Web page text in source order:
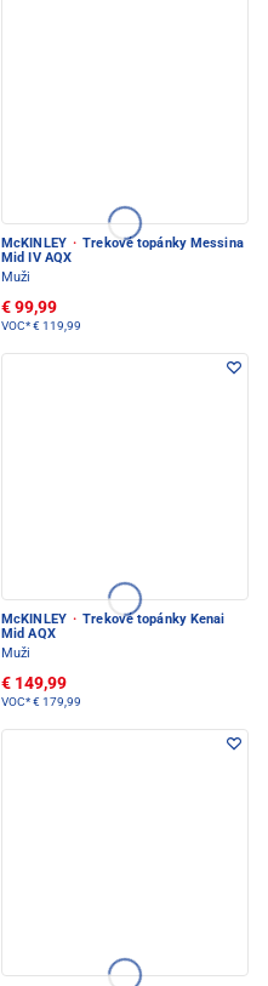
McKINLEY · Trekové topánky Messina
Mid IV AQX
Muži
€ 99,99
VOC*€ 119,99
McKINLEY · Trekové topánky Kenai
Mid AQX
Muži
€ 149,99
VOC*€ 179,99